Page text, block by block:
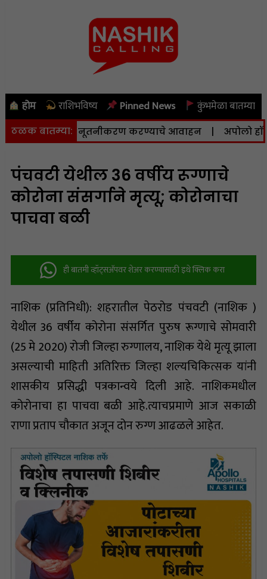
होम राशिभविष्य Pinned News कुंभमेळा बातम्या
ठळक बातम्या:
अर्जाचे नूतनीकरण करण्याचे आवाहन | अपोलो
पंचवटी येथील 36 वर्षीय रूग्णाचे
कोरोना संसर्गाने मृत्यू; कोरोनाचा
पाचवा बळी
ही बातमी व्हॉट्सअ‍ॅपवर शेअर करण्यासाठी इथे क्लिक करा
नाशिक (प्रतिनिधी): शहरातील पेठरोड पंचवटी (नाशिक )
येथील 36 वर्षीय कोरोना संसर्गित पुरुष रूग्णाचे सोमवारी
(25 मे 2020) रोजी जिल्हा रुग्णालय, नाशिक येथे मृत्यू झाला
असल्याची माहिती अतिरिक्त जिल्हा शल्यचिकित्सक यांनी
शासकीय प्रसिद्धी पत्रकान्वये दिली आहे. नाशिकमधील
कोरोनाचा हा पाचवा बळी आहे.त्याचप्रमाणे आज सकाळी
राणा प्रताप चौकात अजून दोन रुग्ण आढळले आहेत.